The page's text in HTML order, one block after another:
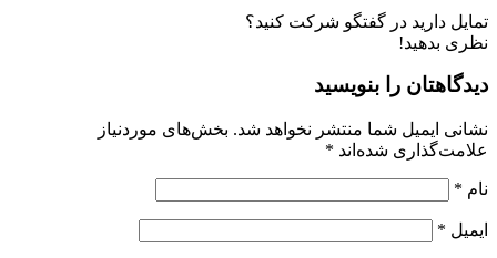
تمایل دارید در گفتگو شرکت کنید؟
نظری بدهید!
دیدگاهتان را بنویسید
نشانی ایمیل شما منتشر نخواهد شد. بخش‌های موردنیاز
علامت‌گذاری شده‌اند *
نام *
ایمیل *